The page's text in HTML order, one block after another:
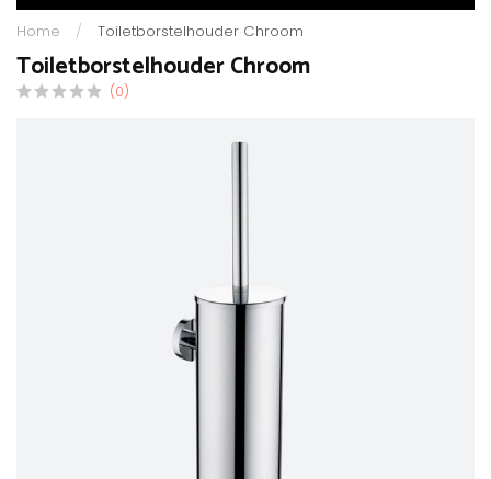
Home / Toiletborstelhouder Chroom
Toiletborstelhouder Chroom
(0)